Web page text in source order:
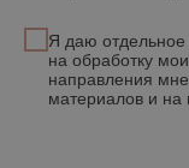
Я даю
на обработку
направления
материалов и на
На сайте размещены фото
Согласие на обработку